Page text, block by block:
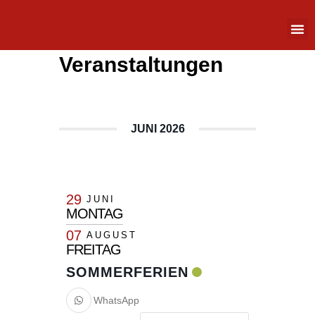
Veranstaltungen
JUNI 2026
29 JUNI
MONTAG
07 AUGUST
FREITAG
SOMMERFERIEN
WhatsApp